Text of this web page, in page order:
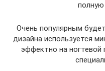
полную
Очень популярным
дизайна используется
эффектно на ногтевой